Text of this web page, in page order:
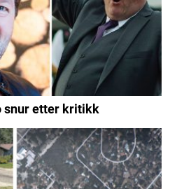
snur etter kritikk